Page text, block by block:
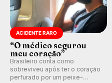
ACIDENTE RARO
“O médico segurou
meu coração”
Brasileiro conta como
sobreviveu após ter o coração
perfurado por um peixe-